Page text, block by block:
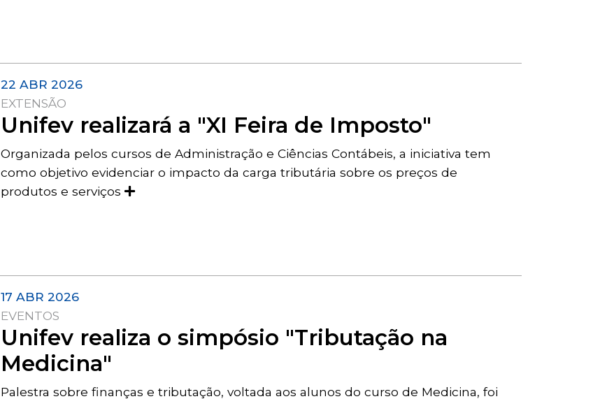
22 ABR 2026
EXTENSÃO
Unifev realizará a "XI Feira de Imposto"
Organizada pelos cursos de Administração e Ciências Contábeis, a iniciativa tem
como objetivo evidenciar o impacto da carga tributária sobre os preços de
produtos e serviços
17 ABR 2026
EVENTOS
Unifev realiza o simpósio "Tributação na
Medicina"
Palestra sobre finanças e tributação, voltada aos alunos do curso de Medicina, foi